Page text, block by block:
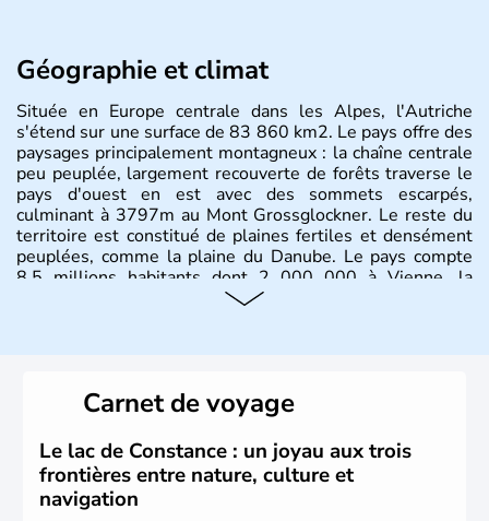
Géographie et climat
Située en Europe centrale dans les Alpes, l'Autriche
s'étend sur une surface de 83 860 km2. Le pays offre des
paysages principalement montagneux : la chaîne centrale
peu peuplée, largement recouverte de forêts traverse le
pays d'ouest en est avec des sommets escarpés,
culminant à 3797m au Mont Grossglockner. Le reste du
territoire est constitué de plaines fertiles et densément
peuplées, comme la plaine du Danube. Le pays compte
8.5 millions habitants dont 2 000 000 à Vienne, la
compte aujourd'hui plus de 8 millions d'habitants.
L'Autriche a donné naissance à de nombreux artistes :
Mozart, Schubert, le psychanalyste Freud, Romy
Schneider, Arnold Schwarzenegger, Anton Bruckner,
Gustav Mahler font partie des Autrichiens les plus
marquants de ces dernières décennies.
Carnet de voyage
Le lac de Constance : un joyau aux trois
frontières entre nature, culture et
navigation